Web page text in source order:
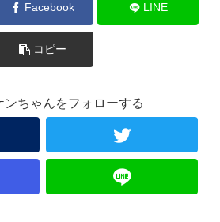
Facebook LINE
コピー
ンちゃんをフォローする